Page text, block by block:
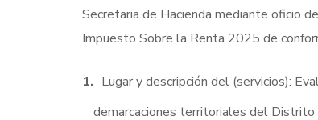
Secretaria de Hacienda mediante oficio
Impuesto Sobre la Renta 2025 de
Lugar y descripción del (servicios):
demarcaciones territoriales del Distrito